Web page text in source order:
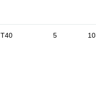
T40 5